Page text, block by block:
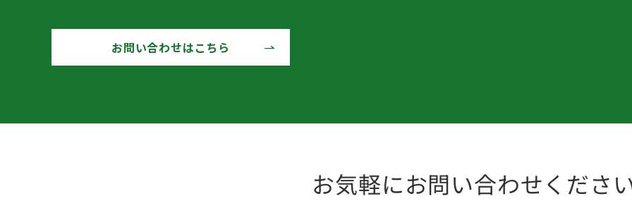
お問い合わせはこちら
お気軽にお問い合わせくださ